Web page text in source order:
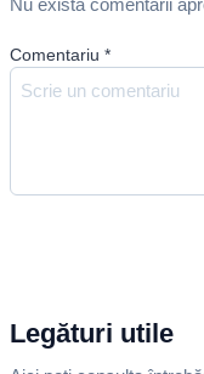
Nu există comentarii
Comentariu *
Legături utile